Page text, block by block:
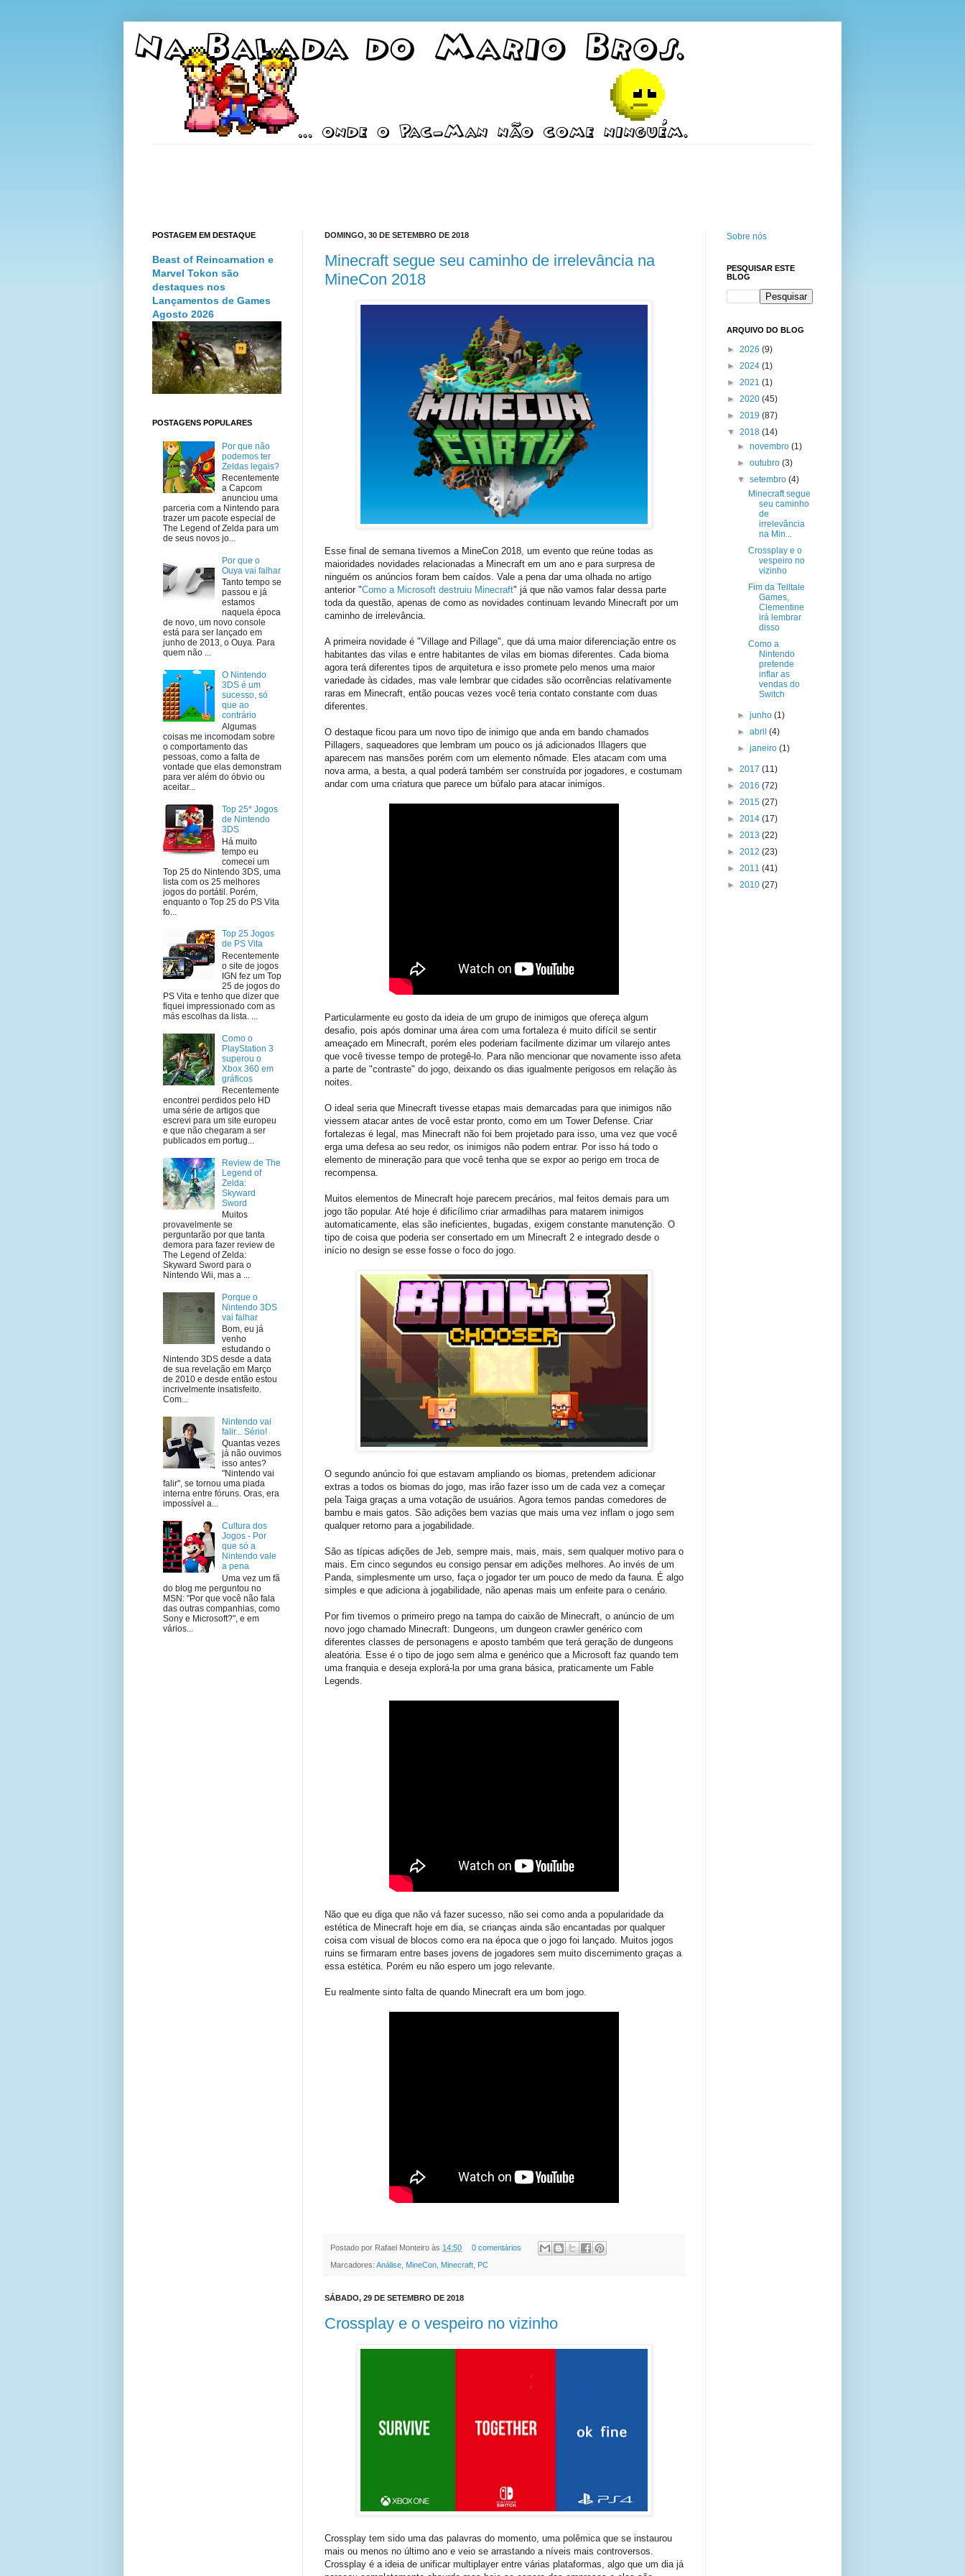
DOMINGO, 30 DE SETEMBRO DE 2018
Minecraft segue seu caminho de irrelevância na
MineCon 2018
Esse final de semana tivemos a MineCon 2018, um evento que reúne todas as
maioridades novidades relacionadas a Minecraft em um ano e para surpresa de
ninguém os anúncios foram bem caídos. Vale a pena dar uma olhada no artigo
anterior "Como a Microsoft destruiu Minecraft" já que não vamos falar dessa parte
toda da questão, apenas de como as novidades continuam levando Minecraft por um
caminho de irrelevância.
A primeira novidade é "Village and Pillage", que dá uma maior diferenciação entre os
habitantes das vilas e entre habitantes de vilas em biomas diferentes. Cada bioma
agora terá diferentes tipos de arquitetura e isso promete pelo menos uma maior
variedade às cidades, mas vale lembrar que cidades são ocorrências relativamente
raras em Minecraft, então poucas vezes você teria contato constante com duas
diferentes.
O destaque ficou para um novo tipo de inimigo que anda em bando chamados
Pillagers, saqueadores que lembram um pouco os já adicionados Illagers que
aparecem nas mansões porém com um elemento nômade. Eles atacam com uma
nova arma, a besta, a qual poderá também ser construída por jogadores, e costumam
andar com uma criatura que parece um búfalo para atacar inimigos.
Particularmente eu gosto da ideia de um grupo de inimigos que ofereça algum
desafio, pois após dominar uma área com uma fortaleza é muito difícil se sentir
ameaçado em Minecraft, porém eles poderiam facilmente dizimar um vilarejo antes
que você tivesse tempo de protegê-lo. Para não mencionar que novamente isso afeta
a parte de "contraste" do jogo, deixando os dias igualmente perigosos em relação às
noites.
O ideal seria que Minecraft tivesse etapas mais demarcadas para que inimigos não
viessem atacar antes de você estar pronto, como em um Tower Defense. Criar
fortalezas é legal, mas Minecraft não foi bem projetado para isso, uma vez que você
erga uma defesa ao seu redor, os inimigos não podem entrar. Por isso há todo o
elemento de mineração para que você tenha que se expor ao perigo em troca de
recompensa.
Muitos elementos de Minecraft hoje parecem precários, mal feitos demais para um
jogo tão popular. Até hoje é dificílimo criar armadilhas para matarem inimigos
automaticamente, elas são ineficientes, bugadas, exigem constante manutenção. O
tipo de coisa que poderia ser consertado em um Minecraft 2 e integrado desde o
início no design se esse fosse o foco do jogo.
O segundo anúncio foi que estavam ampliando os biomas, pretendem adicionar
extras a todos os biomas do jogo, mas irão fazer isso um de cada vez a começar
pela Taiga graças a uma votação de usuários. Agora temos pandas comedores de
bambu e mais gatos. São adições bem vazias que mais uma vez inflam o jogo sem
qualquer retorno para a jogabilidade.
São as típicas adições de Jeb, sempre mais, mais, mais, sem qualquer motivo para o
mais. Em cinco segundos eu consigo pensar em adições melhores. Ao invés de um
Panda, simplesmente um urso, faça o jogador ter um pouco de medo da fauna. É algo
simples e que adiciona à jogabilidade, não apenas mais um enfeite para o cenário.
Por fim tivemos o primeiro prego na tampa do caixão de Minecraft, o anúncio de um
novo jogo chamado Minecraft: Dungeons, um dungeon crawler genérico com
diferentes classes de personagens e aposto também que terá geração de dungeons
aleatória. Esse é o tipo de jogo sem alma e genérico que a Microsoft faz quando tem
uma franquia e deseja explorá-la por uma grana básica, praticamente um Fable
Legends.
Não que eu diga que não vá fazer sucesso, não sei como anda a popularidade da
estética de Minecraft hoje em dia, se crianças ainda são encantadas por qualquer
coisa com visual de blocos como era na época que o jogo foi lançado. Muitos jogos
ruins se firmaram entre bases jovens de jogadores sem muito discernimento graças a
essa estética. Porém eu não espero um jogo relevante.
Eu realmente sinto falta de quando Minecraft era um bom jogo.
Postado por Rafael Monteiro às 14:50 0 comentários
Marcadores: Análise MineCon Minecraft PC
SÁBADO, 29 DE SETEMBRO DE 2018
Crossplay e o vespeiro no vizinho
Crossplay tem sido uma das palavras do momento, uma polêmica que se instaurou
mais ou menos no último ano e veio se arrastando a níveis mais controversos.
Crossplay é a ideia de unificar multiplayer entre várias plataformas, algo que um dia já
POSTAGEM EM DESTAQUE
Beast of Reincarnation e
Marvel Tokon são
destaques nos
Lançamentos de Games
Agosto 2026
POSTAGENS POPULARES
Por que não
podemos ter
Zeldas legais?
Recentemente
a Capcom
anunciou uma
parceria com a Nintendo para
trazer um pacote especial de
The Legend of Zelda para um
de seus novos jo...
Por que o
Ouya vai falhar
Tanto tempo se
passou e já
estamos
naquela época
de novo, um novo console
está para ser lançado em
junho de 2013, o Ouya. Para
quem não ...
O Nintendo
3DS é um
sucesso, só
que ao
contrário
Algumas
coisas me incomodam sobre
o comportamento das
pessoas, como a falta de
vontade que elas demonstram
para ver além do óbvio ou
aceitar...
Top 25* Jogos
de Nintendo
3DS
Há muito
tempo eu
comecei um
Top 25 do Nintendo 3DS, uma
lista com os 25 melhores
jogos do portátil. Porém,
enquanto o Top 25 do PS Vita
fo...
Top 25 Jogos
de PS Vita
Recentemente
o site de jogos
IGN fez um Top
25 de jogos do
PS Vita e tenho que dizer que
fiquei impressionado com as
más escolhas da lista. ...
Como o
PlayStation 3
superou o
Xbox 360 em
gráficos
Recentemente
encontrei perdidos pelo HD
uma série de artigos que
escrevi para um site europeu
e que não chegaram a ser
publicados em portug...
Review de The
Legend of
Zelda:
Skyward
Sword
Muitos
provavelmente se
perguntarão por que tanta
demora para fazer review de
The Legend of Zelda:
Skyward Sword para o
Nintendo Wii, mas a ...
Porque o
Nintendo 3DS
vai falhar
Bom, eu já
venho
estudando o
Nintendo 3DS desde a data
de sua revelação em Março
de 2010 e desde então estou
incrivelmente insatisfeito.
Com...
Nintendo vai
falir... Sério!
Quantas vezes
já não ouvimos
isso antes?
"Nintendo vai
falir", se tornou uma piada
interna entre fóruns. Oras, era
impossível a...
Cultura dos
Jogos - Por
que só a
Nintendo vale
a pena
Uma vez um fã
do blog me perguntou no
MSN: "Por que você não fala
das outras companhias, como
Sony e Microsoft?", e em
vários...
Sobre nós
PESQUISAR ESTE
BLOG
ARQUIVO DO BLOG
► 2026 (9)
► 2024 (1)
► 2021 (1)
► 2020 (45)
► 2019 (87)
▼ 2018 (14)
►novembro(1)
►outubro(3)
▼setembro(4)
Minecraft segue
seu caminho
de
irrelevância
na Min...
Crossplay e o
vespeiro no
vizinho
Fim da Telltale
Games,
Clementine
irá lembrar
disso
Como a
Nintendo
pretende
inflar as
vendas do
Switch
►junho(1)
►abril(4)
►janeiro(1)
► 2017 (11)
► 2016 (72)
► 2015 (27)
► 2014 (17)
► 2013 (22)
► 2012 (23)
► 2011 (41)
► 2010 (27)